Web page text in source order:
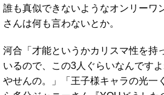
誰も真似できないようなオンリーワ
さんは何も言わないとか。
河合「才能というかカリスマ性を持
いるので、この3人ぐらいなんです
やせんの。」「王子様キャラの光一